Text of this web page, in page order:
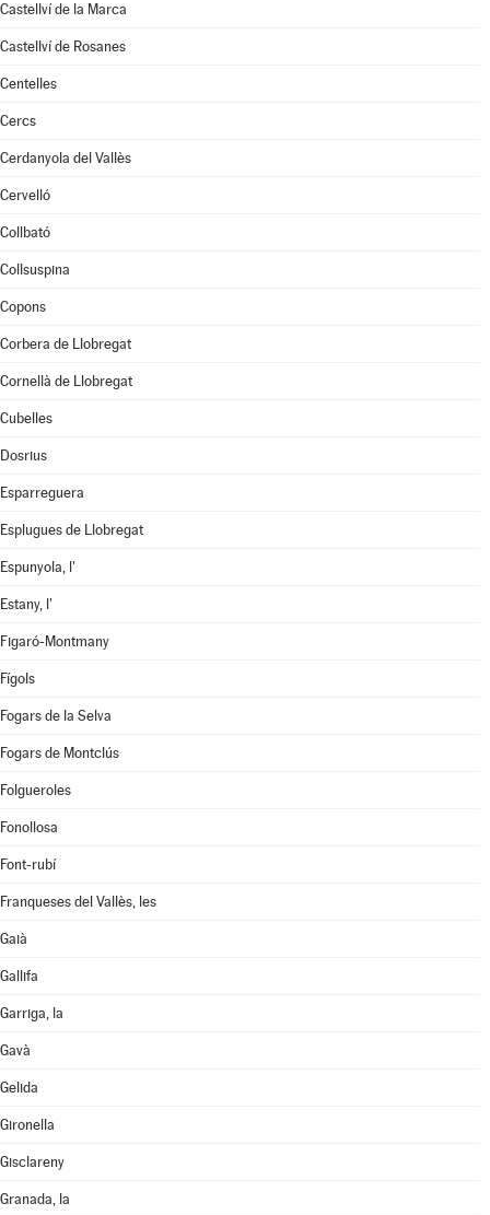
Castellví de la Marca
Castellví de Rosanes
Centelles
Cercs
Cerdanyola del Vallès
Cervelló
Collbató
Collsuspina
Copons
Corbera de Llobregat
Cornellà de Llobregat
Cubelles
Dosrius
Esparreguera
Esplugues de Llobregat
Espunyola, l'
Estany, l'
Figaró-Montmany
Fígols
Fogars de la Selva
Fogars de Montclús
Folgueroles
Fonollosa
Font-rubí
Franqueses del Vallès, les
Gaià
Gallifa
Garriga, la
Gavà
Gelida
Gironella
Gisclareny
Granada, la